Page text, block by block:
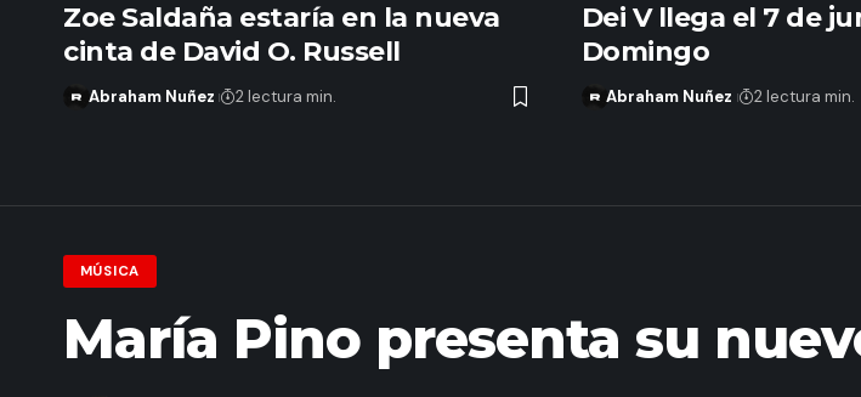
Zoe Saldaña estaría en la nueva
cinta de David O. Russell
Abraham Nuñez 2 lectura min.
Dei V llega el 7 de
Domingo
Abraham Nuñez 2 lectura min.
MÚSICA
María Pino presenta su